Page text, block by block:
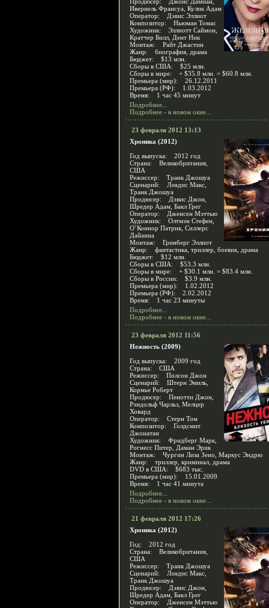
Ивернель Франсуа, Кулик Адам
Оператор: Дэвис Эллиот
Композитор: Ньюман Томас
Художник: Эллиотт Саймон,
Кратчер Билл, Дент Ник
Монтаж: Райт Джастин
Жанр: биография, драма
Бюджет: $13 млн.
Сборы в США: $25 млн.
Сборы в мире: + $35.8 млн. = $60.8 млн.
Премьера (мир): 26.12.2011
Премьера (РФ): 1.03.2012
Время: 1 час 45 минут
Подробнее...
Подробнее - в новом окне...
23 февраля 2012 13:13
Хроника (2012)
Год выпуска: 2012 год
Страна: Великобритания,
США
Режиссер: Транк Джошуа
Сценарий: Лэндис Макс,
Транк Джошуа
Продюсер: Дэвис Джон,
Шредер Адам, Бакл Грег
Оператор: Дженсен Мэттью
Художник: Олтмэн Стефен,
О’Коннор Патрик, Силлерс
Дайанна
Монтаж: Гринберг Эллиот
Жанр: фантастика, триллер, боевик, драма
Бюджет: $12 млн.
Сборы в США: $53.3 млн.
Сборы в мире: + $30.1 млн. = $83.4 млн.
Сборы в России: $3.9 млн.
Премьера (мир): 1.02.2012
Премьера (РФ): 2.02.2012
Время: 1 час 23 минуты
Подробнее...
Подробнее - в новом окне...
23 февраля 2012 11:56
Нежность (2009)
Год выпуска: 2009 год
Страна: США
Режиссер: Полсон Джон
Сценарий: Штерн Эмиль,
Кормье Роберт
Продюсер: Пенотти Джон,
Рэндольф Чарльз, Мелцер
Ховард
Оператор: Стерн Том
Композитор: Голдсмит
Джонатан
Художник: Фридберг Марк,
Рогнесс Питер, Даман Эрик
Монтаж: Чургин Лиза Зено, Маркус Эндрю
Жанр: триллер, криминал, драма
DVD в США: $683 тыс.
Премьера (мир): 15.01.2009
Время: 1 час 41 минута
Подробнее...
Подробнее - в новом окне...
21 февраля 2012 17:26
Хроника (2012)
Год: 2012 год
Страна: Великобритания,
США
Режиссер: Транк Джошуа
Сценарий: Лэндис Макс,
Транк Джошуа
Продюсер: Дэвис Джон,
Шредер Адам, Бакл Грег
Оператор: Дженсен Мэттью